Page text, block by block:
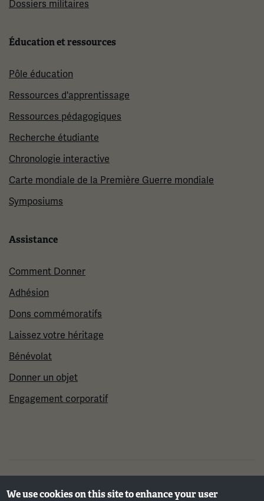
Dossiers militaires
Éducation et ressources
Pôle éducation
Ressources d'apprentissage
Ressources pédagogiques
Recherche étudiante
Chronologie interactive
Carte mondiale de la Première Guerre mondiale
Symposiums
Assistance
Comment Donner
Adhésion
Dons commémoratifs
Laissez votre héritage
Bénévolat
Donner un objet
Engagement corporatif
©2026 Musée et mémorial national de la Première
We use cookies on this site to enhance your user